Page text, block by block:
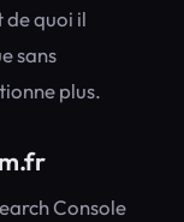
de quoi il
sans
plus.
Console